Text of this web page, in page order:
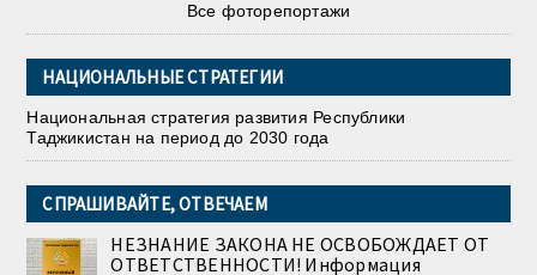
Все фоторепортажи
НАЦИОНАЛЬНЫЕ СТРАТЕГИИ
Национальная стратегия развития Республики
Таджикистан на период до 2030 года
СПРАШИВАЙТЕ, ОТВЕЧАЕМ
НЕЗНАНИЕ ЗАКОНА НЕ ОСВОБОЖДАЕТ ОТ
ОТВЕТСТВЕННОСТИ! Информация